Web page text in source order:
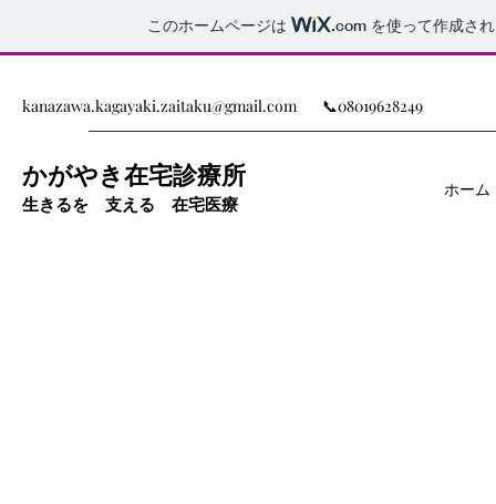
このホームページは .com を使って作成さ
kanazawa.kagayaki.zaitaku@gmail.com 📞08019628249
かがやき在宅診療所
生きるを 支える 在宅医療
ホーム